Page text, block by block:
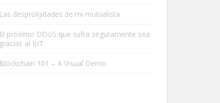
Las desprolijidades de mi mutualista
El próximo DDoS que sufra seguramente sea
gracias al IoT
Blockchain 101 – A Visual Demo